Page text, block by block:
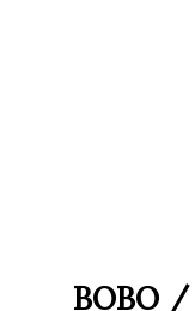
BOBO